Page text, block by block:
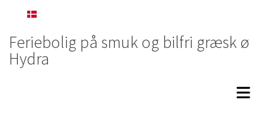
Feriebolig på smuk og bilfri græsk ø
Hydra